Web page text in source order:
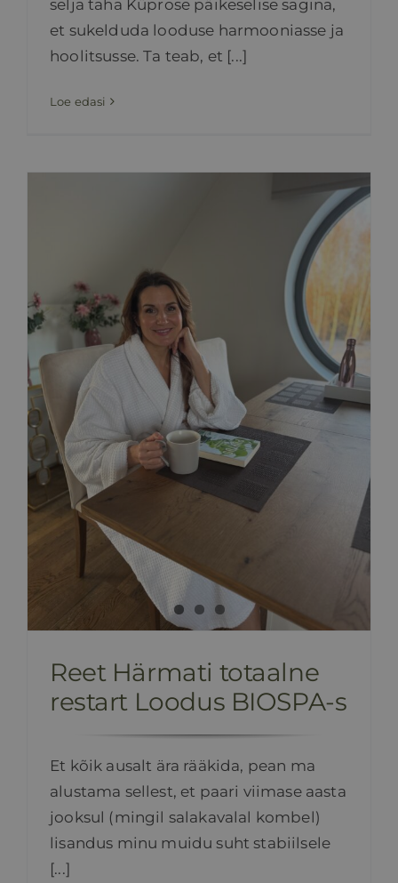
selja taha Küprose päikeselise sagina,
et sukelduda looduse harmooniasse ja
hoolitsusse. Ta teab, et [...]
Loe edasi
Reet Härmati totaalne
restart Loodus BIOSPA-s
Et kõik ausalt ära rääkida, pean ma
alustama sellest, et paari viimase aasta
jooksul (mingil salakavalal kombel)
lisandus minu muidu suht stabiilsele
[...]